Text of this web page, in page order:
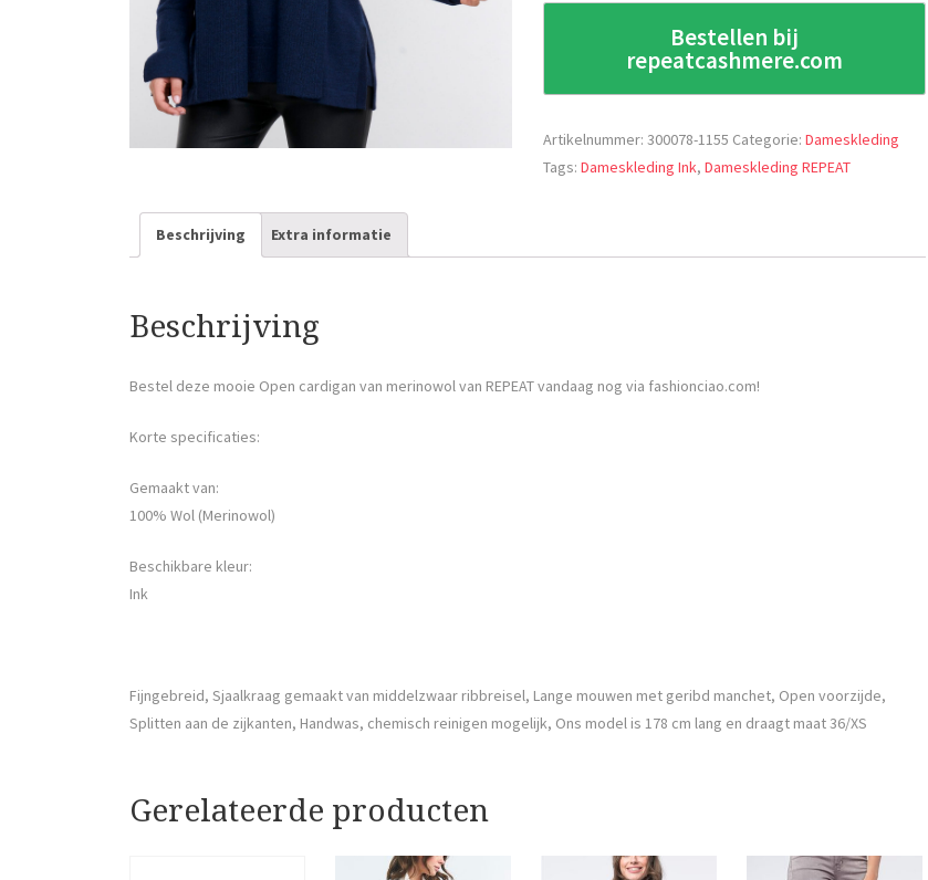
Bestellen bij
repeatcashmere.com
Artikelnummer:300078-1155 Categorie:Dameskleding
Tags:Dameskleding Ink,Dameskleding REPEAT
Beschrijving Extra informatie
Beschrijving
Bestel deze mooie Open cardigan van merinowol van REPEAT vandaag nog via fashionciao.com!
Korte specificaties:
Gemaakt van:
100% Wol (Merinowol)
Beschikbare kleur:
Ink
Fijngebreid, Sjaalkraag gemaakt van middelzwaar ribbreisel, Lange mouwen met geribd manchet, Open voorzijde,
Splitten aan de zijkanten, Handwas, chemisch reinigen mogelijk, Ons model is 178 cm lang en draagt maat 36/XS
Gerelateerde producten